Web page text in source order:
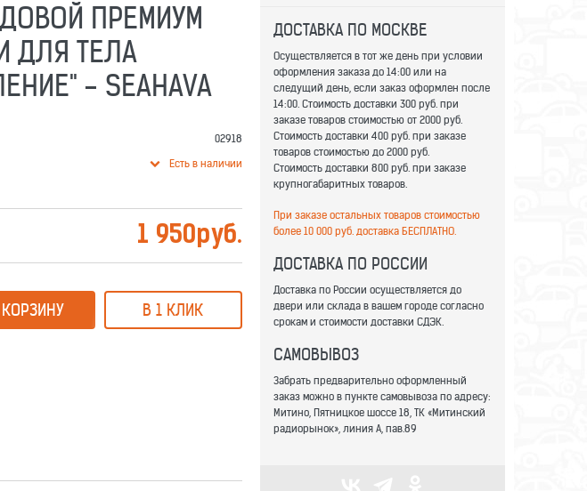
ПРЕМИУМ
ДЛЯ ТЕЛА
- SEAHAVA
02918
Есть в наличии
1 950 руб.
В 1 КЛИК
ДОСТАВКА ПО МОСКВЕ
Осуществляется в тот же день при условии
оформления заказа до 14:00 или на
следущий день, если заказ оформлен после
14:00. Стоимость доставки 300 руб. при
заказе товаров стоимостью от 2000 руб.
Стоимость доставки 400 руб. при заказе
товаров стоимостью до 2000 руб.
Стоимость доставки 800 руб. при заказе
крупногабаритных товаров.
При заказе остальных товаров стоимостью
более 10 000 руб. доставка БЕСПЛАТНО.
ДОСТАВКА ПО РОССИИ
Доставка по России осуществляется до
двери или склада в вашем городе согласно
срокам и стоимости доставки СДЭК.
САМОВЫВОЗ
Забрать предварительно оформленный
заказ можно в пункте самовывоза по адресу:
Митино, Пятницкое шоссе 18, ТК «Митинский
радиорынок», линия А, пав.89